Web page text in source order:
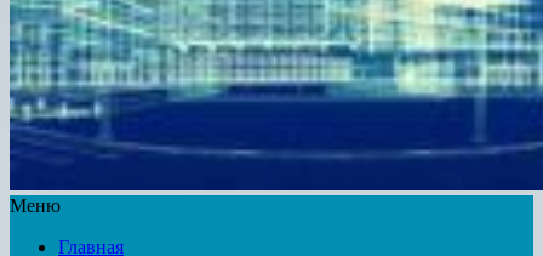
Меню
Главная